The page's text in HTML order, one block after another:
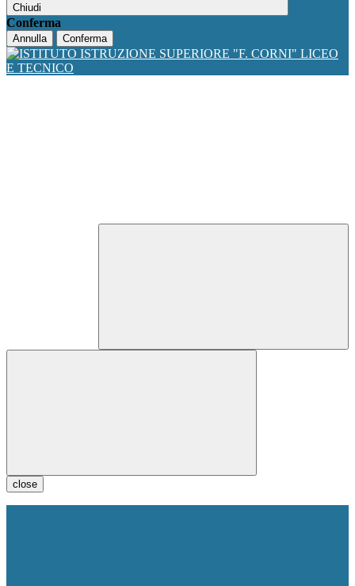
Chiudi
Conferma
Annulla Conferma
close